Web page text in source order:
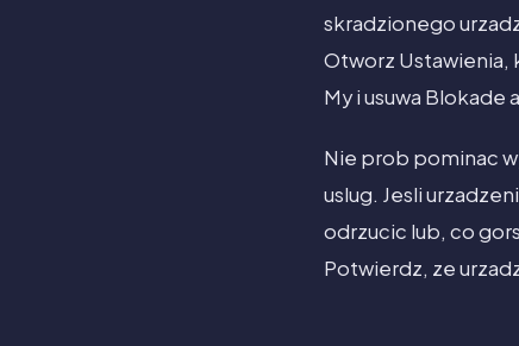
skradzionego
Otworz Ustawienia,
My i usuwa Blokade
Nie prob pominac
uslug. Jesli
odrzucic lub, co
Potwierdz, ze